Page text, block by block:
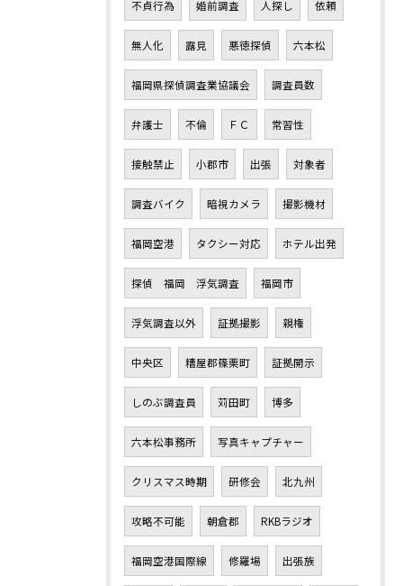
不貞行為 婚前調査 人探し 依頼
無人化 露見 悪徳探偵 六本松
福岡県探偵調査業協議会 調査員数
弁護士 不倫 ＦＣ 常習性
接触禁止 小郡市 出張 対象者
調査バイク 暗視カメラ 撮影機材
福岡空港 タクシー対応 ホテル出発
探偵 福岡 浮気調査 福岡市
浮気調査以外 証拠撮影 親権
中央区 糟屋郡篠栗町 証拠開示
しのぶ調査員 苅田町 博多
六本松事務所 写真キャプチャー
クリスマス時期 研修会 北九州
攻略不可能 朝倉郡 RKBラジオ
福岡空港国際線 修羅場 出張族